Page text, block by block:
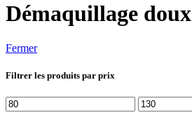
Démaquillage doux
Fermer
Filtrer les produits par prix
Prix
min
Prix
max